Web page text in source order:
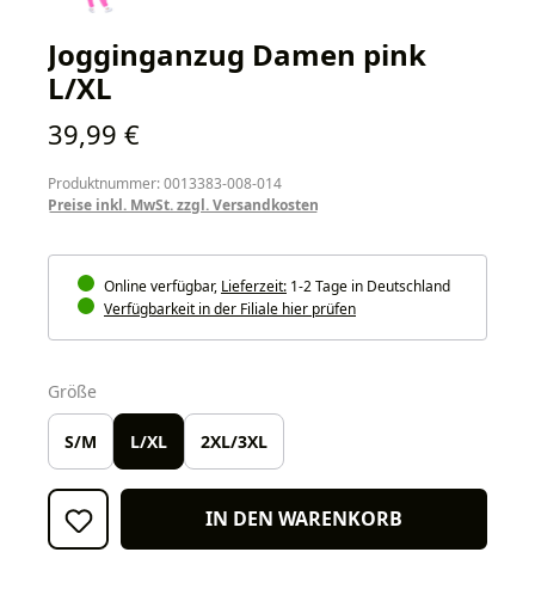
Jogginganzug Damen pink
L/XL
Regulärer Preis:
39,99 €
Produktnummer: 0013383-008-014
Preise inkl. MwSt. zzgl. Versandkosten
Online verfügbar, Lieferzeit: 1-2 Tage in Deutschland
Verfügbarkeit in der Filiale hier prüfen
Größe
S/M L/XL 2XL/3XL
IN DEN WARENKORB